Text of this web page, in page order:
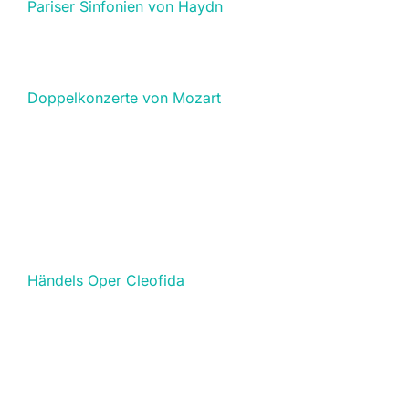
Pariser Sinfonien von Haydn
Doppelkonzerte von Mozart
Händels Oper Cleofida